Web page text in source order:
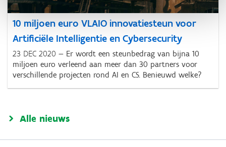
10 miljoen euro VLAIO innovatiesteun voor
Artificiële Intelligentie en Cybersecurity
23 DEC 2020
Er wordt een steunbedrag van bijna 10
miljoen euro verleend aan meer dan 30 partners voor
verschillende projecten rond AI en CS. Benieuwd welke?
Alle nieuws